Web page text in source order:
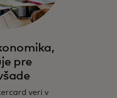
pre
verí v